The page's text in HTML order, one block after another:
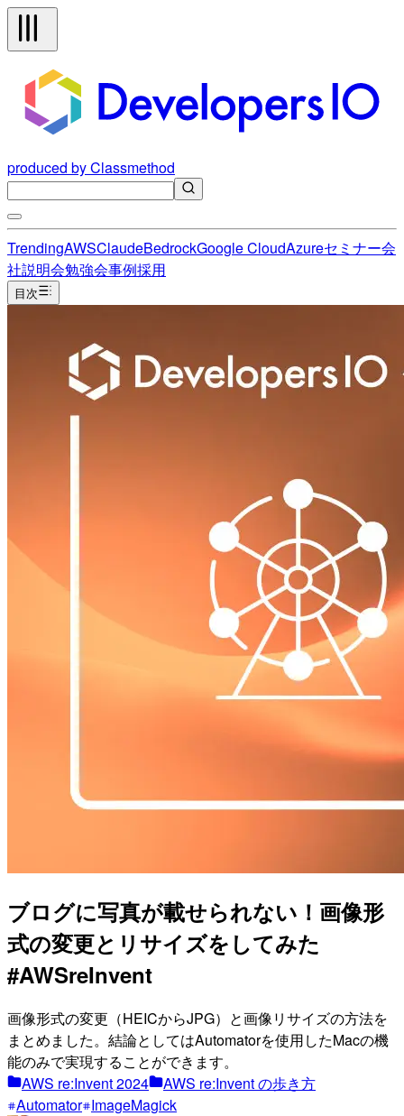
produced by Classmethod
TrendingAWSClaudeBedrockGoogle CloudAzureセミナー会
社説明会勉強会事例採用
目次
ブログに写真が載せられない！画像形
式の変更とリサイズをしてみた
#AWSreInvent
画像形式の変更（HEICからJPG）と画像リサイズの方法を
まとめました。結論としてはAutomatorを使用したMacの機
能のみで実現することができます。
AWS re:Invent 2024
AWS re:Invent の歩き方
Automator ImageMagick